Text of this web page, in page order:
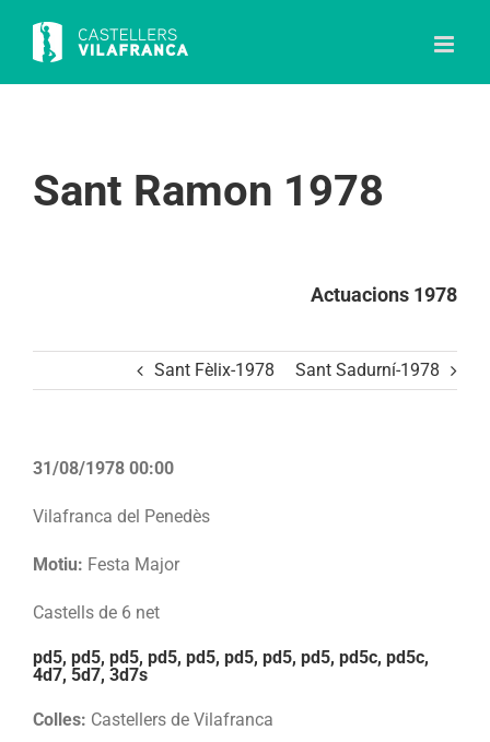
content
Sant Ramon 1978
Actuacions 1978
Sant Fèlix-1978 Sant Sadurní-1978
31/08/1978 00:00
Vilafranca del Penedès
Motiu: Festa Major
Castells de 6 net
pd5, pd5, pd5, pd5, pd5, pd5, pd5, pd5, pd5c, pd5c,
4d7, 5d7, 3d7s
Colles: Castellers de Vilafranca